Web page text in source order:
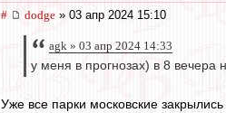
# dodge » 03 апр 2024 15:10
agk » 03 апр 2024 14:33
у меня в прогнозах) в 8 вечера
Уже все парки московские